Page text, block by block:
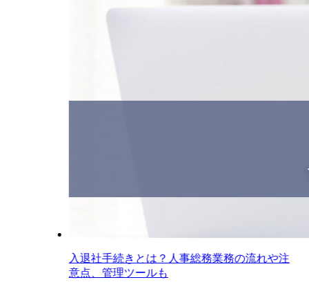
入退社手続きとは？人事総務業務の流れや注
意点、管理ツールも